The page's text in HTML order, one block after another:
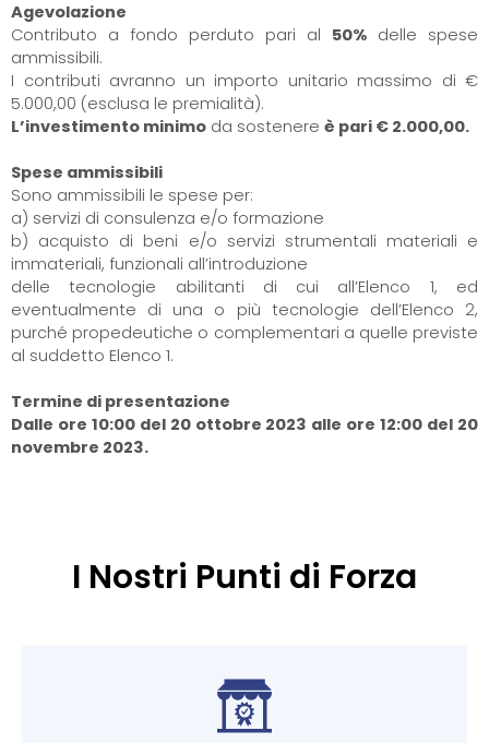
Agevolazione
Contributo a fondo perduto pari al 50% delle spese
ammissibili.
I contributi avranno un importo unitario massimo di €
5.000,00 (esclusa le premialità).
L’investimento minimo da sostenere è pari € 2.000,00.
Spese ammissibili
Sono ammissibili le spese per:
a) servizi di consulenza e/o formazione
b) acquisto di beni e/o servizi strumentali materiali e
immateriali, funzionali all’introduzione
delle tecnologie abilitanti di cui all’Elenco 1, ed
eventualmente di una o più tecnologie dell’Elenco 2,
purché propedeutiche o complementari a quelle previste
al suddetto Elenco 1.
Termine di presentazione
Dalle ore 10:00 del 20 ottobre 2023 alle ore 12:00 del 20
novembre 2023.
I Nostri Punti di Forza